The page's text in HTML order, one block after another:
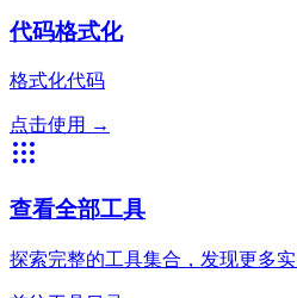
代码格式化
格式化代码
点击使用 →
查看全部工具
探索完整的工具集合，发现更多